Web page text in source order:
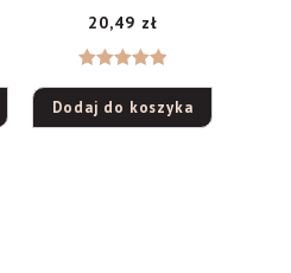
5.00na 5
20,49 zł
Dodaj do koszyka